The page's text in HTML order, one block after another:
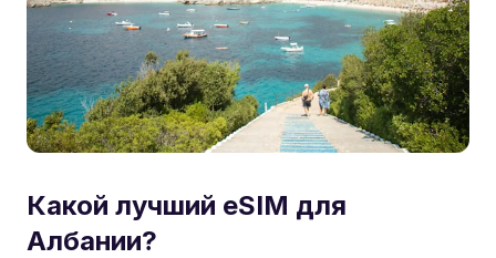
Какой лучший eSIM для
Албании?